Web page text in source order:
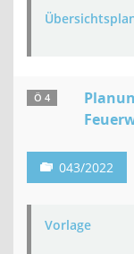
Ö 4
043/2022
Vorlage